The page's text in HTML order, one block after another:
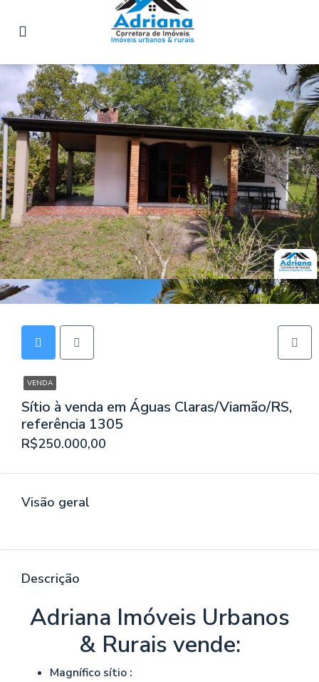
VENDA
Sítio à venda em Águas Claras/Viamão/RS,
referência 1305
R$250.000,00
Visão geral
Descrição
Adriana Imóveis Urbanos
& Rurais vende:
Magnífico sítio :